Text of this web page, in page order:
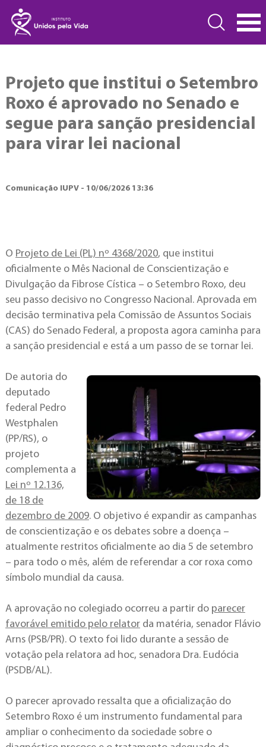
Projeto que institui o Setembro
Roxo é aprovado no Senado e
segue para sanção presidencial
para virar lei nacional
Comunicação IUPV - 10/06/2026 13:36
O Projeto de Lei (PL) nº 4368/2020, que institui
oficialmente o Mês Nacional de Conscientização e
Divulgação da Fibrose Cística – o Setembro Roxo, deu
seu passo decisivo no Congresso Nacional. Aprovada em
decisão terminativa pela Comissão de Assuntos Sociais
(CAS) do Senado Federal, a proposta agora caminha para
a sanção presidencial e está a um passo de se tornar lei.
De autoria do
deputado
federal Pedro
Westphalen
(PP/RS), o
projeto
complementa a
Lei nº 12.136,
de 18 de
dezembro de 2009. O objetivo é expandir as campanhas
de conscientização e os debates sobre a doença –
atualmente restritos oficialmente ao dia 5 de setembro
– para todo o mês, além de referendar a cor roxa como
símbolo mundial da causa.
A aprovação no colegiado ocorreu a partir do parecer
favorável emitido pelo relatorda matéria, senador Flávio
Arns (PSB/PR). O texto foi lido durante a sessão de
votação pela relatora ad hoc, senadora Dra. Eudócia
(PSDB/AL).
O parecer aprovado ressalta que a oficialização do
Setembro Roxo é um instrumento fundamental para
ampliar o conhecimento da sociedade sobre o